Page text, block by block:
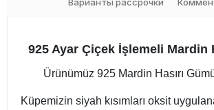
Варианты рассрочки
925 Ayar Çiçek İşlemeli Mardin
Ürünümüz 925 Mardin Hasırı
Küpemizin siyah kısımları oksit